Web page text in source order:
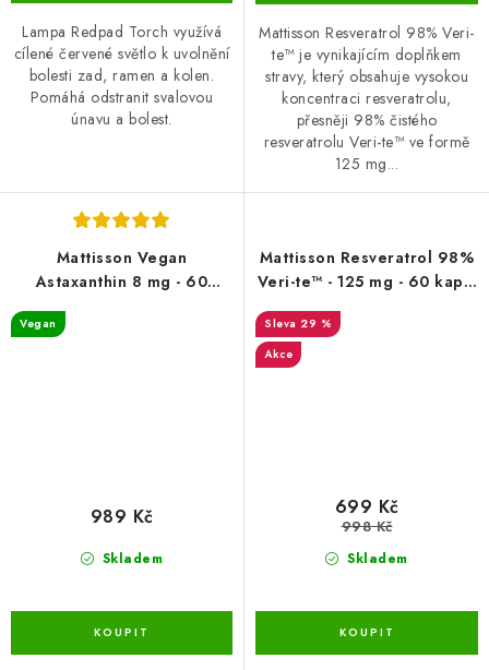
Lampa Redpad Torch využívá
cílené červené světlo k uvolnění
bolesti zad, ramen a kolen.
Pomáhá odstranit svalovou
únavu a bolest.
Mattisson Resveratrol 98% Veri-
te™ je vynikajícím doplňkem
stravy, který obsahuje vysokou
koncentraci resveratrolu,
přesněji 98% čistého
resveratrolu Veri-te™ ve formě
125 mg...
Mattisson Vegan
Astaxanthin 8 mg - 60
Vegan
Skladem
989 Kč
Mattisson Resveratrol 98%
Veri-te™ - 125 mg - 60 kapsl
29 %
Akce
Skladem
699 Kč
998 Kč